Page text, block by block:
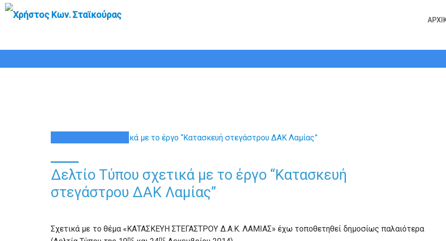
Δελτίο Τύπου σχετικά με το έργο “Κατασκευή
στεγάστρου ΔΑΚ Λαμίας”
Σχετικά με το θέμα «ΚΑΤΑΣΚΕΥΗ ΣΤΕΓΑΣΤΡΟΥ Δ.Α.Κ. ΛΑΜΙΑΣ» έχω τοποθετηθεί δημοσίως παλαιότερα
ης ης